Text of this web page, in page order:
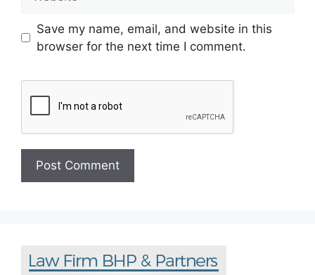
Save my name, email, and website in this
browser for the next time I comment.